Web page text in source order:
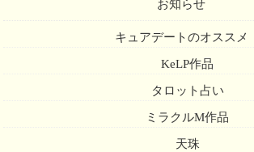
お知らせ
キュアデートのオススメ
KeLP作品
タロット占い
ミラクルM作品
天珠